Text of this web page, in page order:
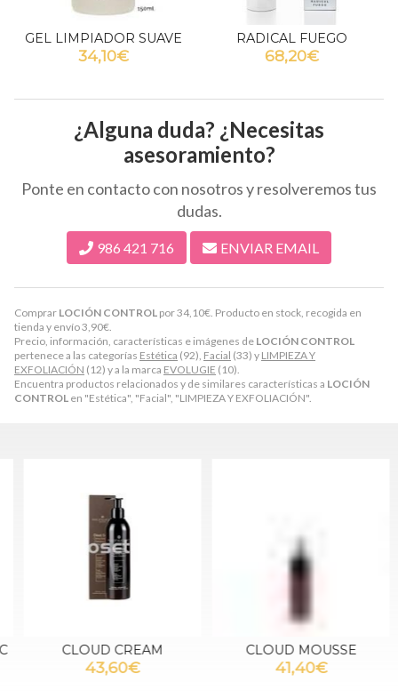
Comprar LOCIÓN CONTROL por34,10€ . Producto en stock, recogida en
tienda y envío3,90€
Precio, información, características e imágenes de LOCIÓN CONTROL
pertenece a las categorías Estética (92), Facial (33) y LIMPIEZA Y
EXFOLIACIÓN (12) y a la marca EVOLUGIE (10).
Encuentra productos relacionados y de similares características a LOCIÓN
CONTROL en "Estética", "Facial", "LIMPIEZA Y EXFOLIACIÓN".
GEL LIMPIADOR SUAVE
34,10€
RADICAL FUEGO
68,20€
¿Alguna duda? ¿Necesitas
asesoramiento?
Ponte en contacto con nosotros y resolveremos tus
dudas.
986 421 716 ENVIAR EMAIL
CLOUD CREAM
43,60€
CLOUD MOUSSE
41,40€